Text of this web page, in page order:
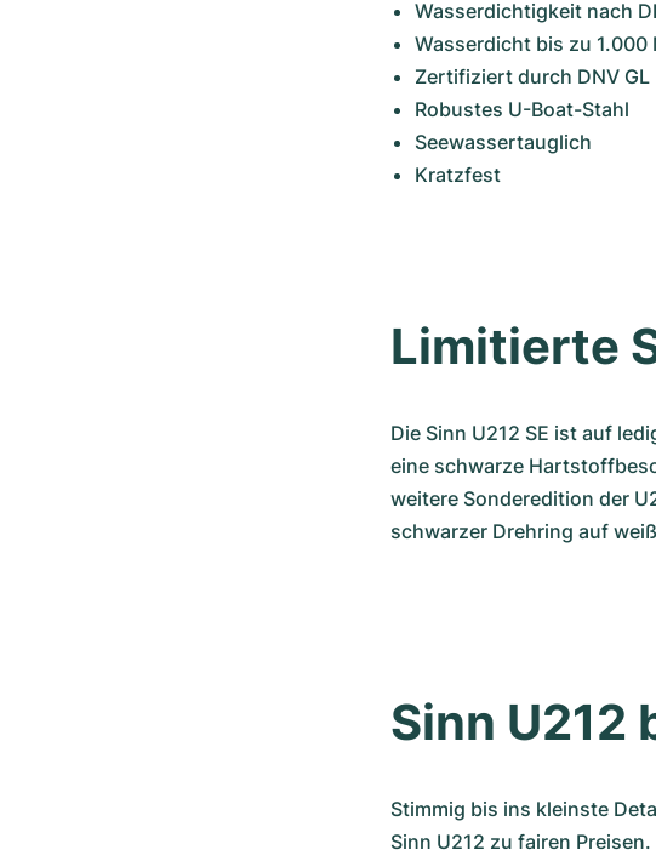
Wasserdichtigkeit nach
Wasserdicht bis zu 1.000
Zertifiziert durch DNV GL
Robustes U-Boat-Stahl
Seewassertauglich
Kratzfest
Limitierte
Die Sinn U212 SE ist auf
eine schwarze
weitere Sonderedition der
schwarzer Drehring auf
Sinn U212
Stimmig bis ins kleinste
Sinn U212 zu fairen